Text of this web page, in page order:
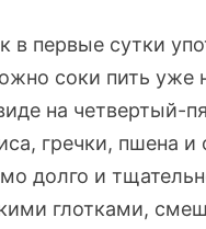
в первые сутки
соки пить уже
на четвертый-
гречки, пшена
долго и
глотками,